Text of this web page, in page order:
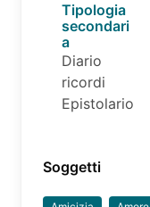
Tipologia
secondari
a
Diario
ricordi
Epistolario
Soggetti